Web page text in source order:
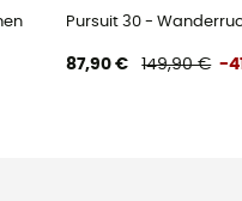
Pursuit 30 -
87,90 € 149,90 € -